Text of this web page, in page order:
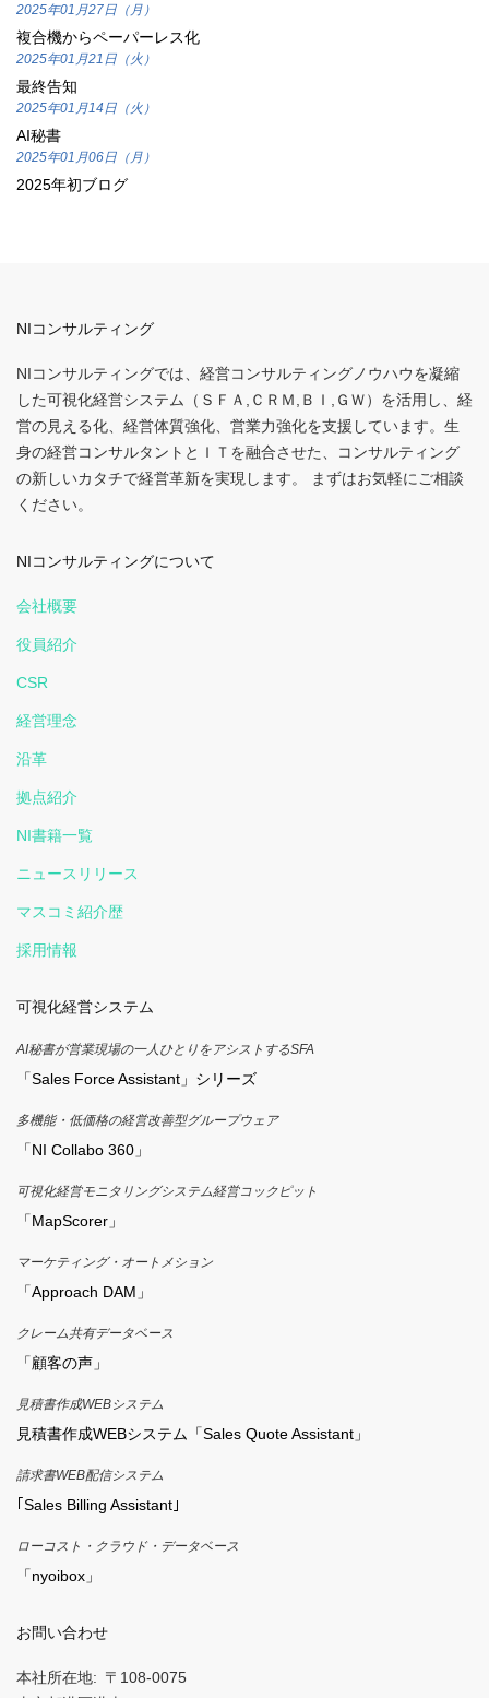
2025年01月27日（月）
複合機からペーパーレス化
2025年01月21日（火）
最終告知
2025年01月14日（火）
AI秘書
2025年01月06日（月）
2025年初ブログ
NIコンサルティング
NIコンサルティングでは、経営コンサルティングノウハウを凝縮
した可視化経営システム（ＳＦＡ,ＣＲＭ,ＢＩ,ＧＷ）を活用し、経
営の見える化、経営体質強化、営業力強化を支援しています。生
身の経営コンサルタントとＩＴを融合させた、コンサルティング
の新しいカタチで経営革新を実現します。 まずはお気軽にご相談
ください。
NIコンサルティングについて
会社概要
役員紹介
CSR
経営理念
沿革
拠点紹介
NI書籍一覧
ニュースリリース
マスコミ紹介歴
採用情報
可視化経営システム
AI秘書が営業現場の一人ひとりをアシストするSFA
「Sales Force Assistant」シリーズ
多機能・低価格の経営改善型グループウェア
「NI Collabo 360」
可視化経営モニタリングシステム経営コックピット
「MapScorer」
マーケティング・オートメション
「Approach DAM」
クレーム共有データベース
「顧客の声」
見積書作成WEBシステム
見積書作成WEBシステム「Sales Quote Assistant」
請求書WEB配信システム
｢Sales Billing Assistant｣
ローコスト・クラウド・データベース
「nyoibox」
お問い合わせ
本社所在地
〒108-0075